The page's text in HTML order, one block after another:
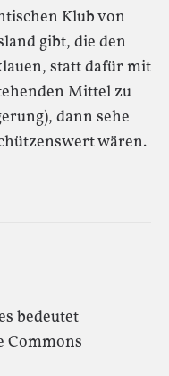
Klub von
gibt, die den
statt dafür mit
Mittel zu
dann sehe
wären.
bedeutet
Commons